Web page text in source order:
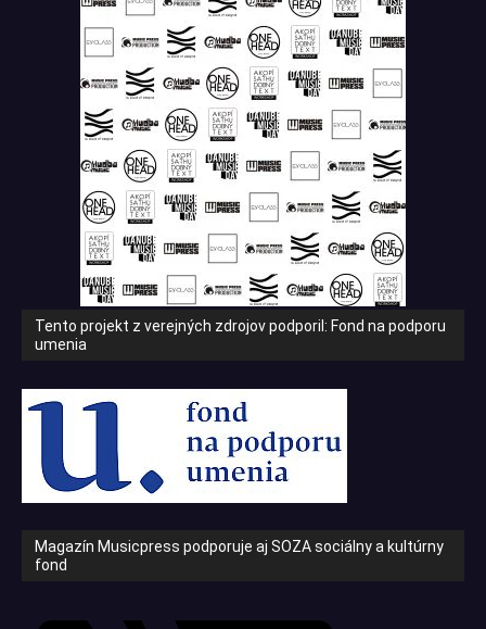
Tento projekt z verejných zdrojov podporil: Fond na podporu
umenia
Magazín Musicpress podporuje aj SOZA sociálny a kultúrny
fond